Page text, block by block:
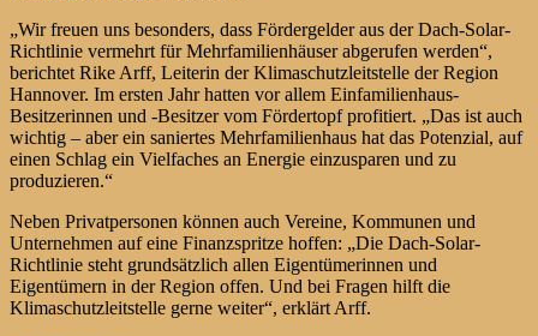
„Wir freuen uns besonders, dass Fördergelder aus der Dach-Solar-
Richtlinie vermehrt für Mehrfamilienhäuser abgerufen werden“,
berichtet Rike Arff, Leiterin der Klimaschutzleitstelle der Region
Hannover. Im ersten Jahr hatten vor allem Einfamilienhaus-
Besitzerinnen und -Besitzer vom Fördertopf profitiert. „Das ist auch
wichtig – aber ein saniertes Mehrfamilienhaus hat das Potenzial, auf
einen Schlag ein Vielfaches an Energie einzusparen und zu
produzieren.“
Neben Privatpersonen können auch Vereine, Kommunen und
Unternehmen auf eine Finanzspritze hoffen: „Die Dach-Solar-
Richtlinie steht grundsätzlich allen Eigentümerinnen und
Eigentümern in der Region offen. Und bei Fragen hilft die
Klimaschutzleitstelle gerne weiter“, erklärt Arff.